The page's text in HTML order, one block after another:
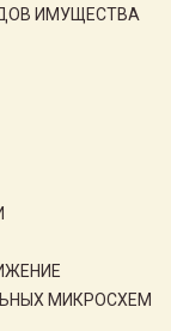
ИМУЩЕСТВА
МИКРОСХЕМ